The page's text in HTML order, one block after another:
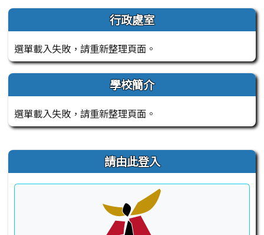
左邊區域內容 行政處室
選單載入失敗，請重新整理頁面。
學校簡介
選單載入失敗，請重新整理頁面。
右邊區域內容 請由此登入